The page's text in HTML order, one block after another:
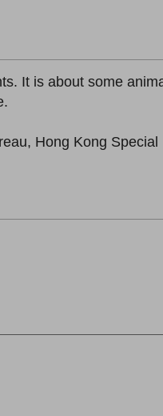
It is about some
Hong Kong Special